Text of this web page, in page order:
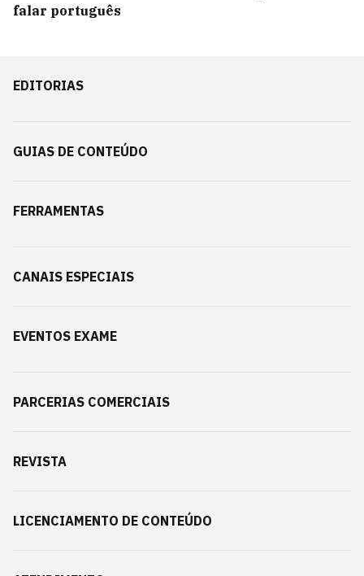
falar português
EDITORIAS
GUIAS DE CONTEÚDO
FERRAMENTAS
CANAIS ESPECIAIS
EVENTOS EXAME
PARCERIAS COMERCIAIS
REVISTA
LICENCIAMENTO DE CONTEÚDO